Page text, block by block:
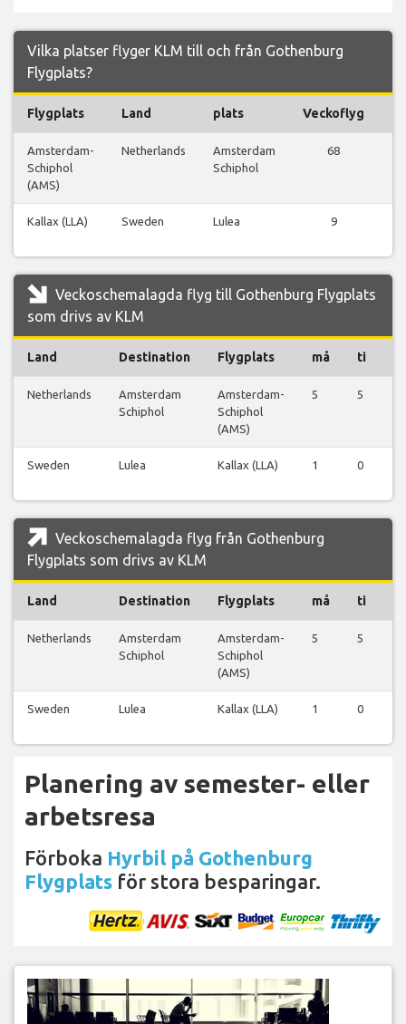
Vilka platser flyger KLM till och från Gothenburg
Flygplats?
Flygplats Land plats Veckoflyg
Amsterdam-
Schiphol
(AMS)
Netherlands
Amsterdam
Schiphol
68
Kallax (LLA) Sweden Lulea 9
Veckoschemalagda flyg till Gothenburg Flygplats
som drivs av KLM
Land Destination Flygplats må ti
Netherlands
Amsterdam
Schiphol
Amsterdam-
Schiphol
(AMS)
5 5
Sweden Lulea Kallax (LLA) 1 0
Veckoschemalagda flyg från Gothenburg
Flygplats som drivs av KLM
Land Destination Flygplats må ti
Netherlands
Amsterdam
Schiphol
Amsterdam-
Schiphol
(AMS)
5 5
Sweden Lulea Kallax (LLA) 1 0
Planering av semester- eller
arbetsresa
Förboka Hyrbil på Gothenburg
Flygplats för stora besparingar.